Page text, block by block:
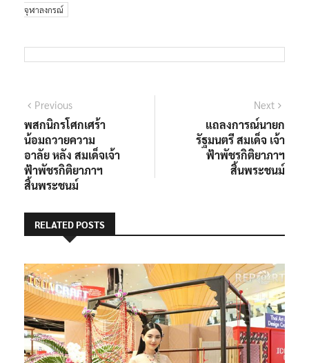
จุฬาลงกรณ์
แนะแนว
เรื่อง
PreviousPrevious
post:
พสกนิกรโศกเศร้า
น้อมถวายความ
อาลัย หลัง สมเด็จเจ้า
ฟ้าพัชรกิติยาภาฯ
สิ้นพระชนม์
Next
แถลงการณ์นายก
รัฐมนตรี สมเด็จ เจ้า
ฟ้าพัชรกิติยาภาฯ
สิ้นพระชนม์
RELATED POSTS